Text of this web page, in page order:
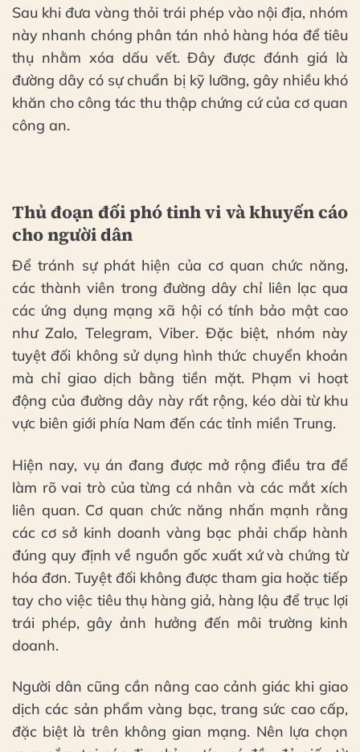
Sau khi đưa vàng thỏi trái phép vào nội địa, nhóm
này nhanh chóng phân tán nhỏ hàng hóa để tiêu
thụ nhằm xóa dấu vết. Đây được đánh giá là
đường dây có sự chuẩn bị kỹ lưỡng, gây nhiều khó
khăn cho công tác thu thập chứng cứ của cơ quan
công an.
Thủ đoạn đối phó tinh vi và khuyến cáo
cho người dân
Để tránh sự phát hiện của cơ quan chức năng,
các thành viên trong đường dây chỉ liên lạc qua
các ứng dụng mạng xã hội có tính bảo mật cao
như Zalo, Telegram, Viber. Đặc biệt, nhóm này
tuyệt đối không sử dụng hình thức chuyển khoản
mà chỉ giao dịch bằng tiền mặt. Phạm vi hoạt
động của đường dây này rất rộng, kéo dài từ khu
vực biên giới phía Nam đến các tỉnh miền Trung.
Hiện nay, vụ án đang được mở rộng điều tra để
làm rõ vai trò của từng cá nhân và các mắt xích
liên quan. Cơ quan chức năng nhấn mạnh rằng
các cơ sở kinh doanh vàng bạc phải chấp hành
đúng quy định về nguồn gốc xuất xứ và chứng từ
hóa đơn. Tuyệt đối không được tham gia hoặc tiếp
tay cho việc tiêu thụ hàng giả, hàng lậu để trục lợi
trái phép, gây ảnh hưởng đến môi trường kinh
doanh.
Người dân cũng cần nâng cao cảnh giác khi giao
dịch các sản phẩm vàng bạc, trang sức cao cấp,
đặc biệt là trên không gian mạng. Nên lựa chọn